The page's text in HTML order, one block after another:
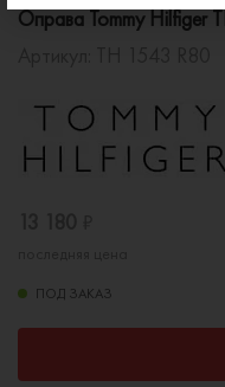
Оправа Tommy Hilfiger
ПОД ЗАКАЗ